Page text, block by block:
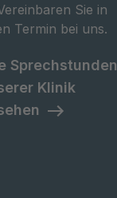
Sie in
Termin bei uns.
Sprechstunden
Klinik